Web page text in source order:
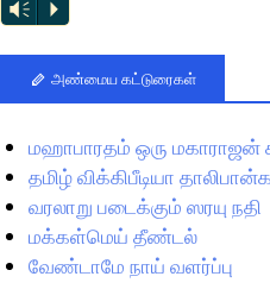
Vm P
அண்மைய கட்டுரைகள்
மஹாபாரதம் ஒரு மகாராஜன்
தமிழ் விக்கிபீடியா
வரலாறு படைக்கும் ஸரயு நதி
மக்கள்மெய் தீண்டல்
வேண்டாமே நாய் வளர்ப்பு